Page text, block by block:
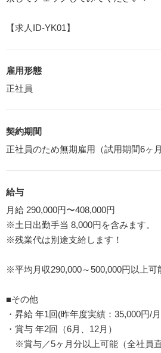
【求人ID-YK01】
雇用形態
正社員
契約期間
正社員のため無期雇用（試用期間6ヶ月
給与
月給 290,000円〜408,000円
※土日出勤手当 8,000円を含みます。
※残業代は別途支給します！
※平均月収290,000～500,000円以上可
■その他
・昇給 年1回(昨年度実績：35,000円/
・賞与 年2回（6月、12月）
※賞与／5ヶ月分以上可能（全社員